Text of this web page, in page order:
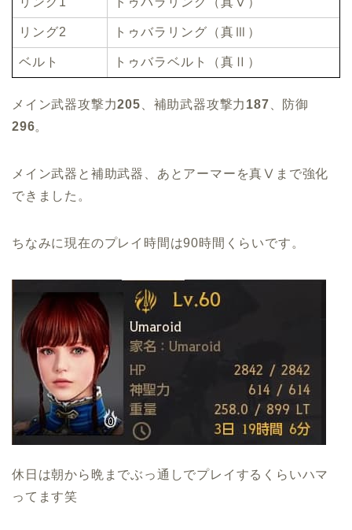
リング2 トゥバラリング（真Ⅲ）
ベルト トゥバラベルト（真Ⅱ）
メイン武器攻撃力205、補助武器攻撃力 187、防御
296。
メイン武器と補助武器、あとアーマーを真Ⅴまで強化
できました。
ちなみに現在のプレイ時間は90時間くらいです。
休日は朝から晩までぶっ通しでプレイするくらいハマ
ってます笑